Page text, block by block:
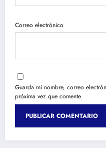
Correo electrónico
Guarda mi nombre, correo
próxima vez que comente.